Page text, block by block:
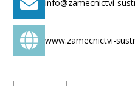
info@zamecnictvi-
www.zamecnictvi-